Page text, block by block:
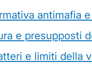
antimafia
e presupposti
e limiti della